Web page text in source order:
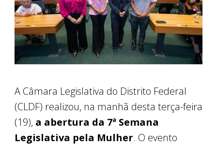
A Câmara Legislativa do Distrito Federal
(CLDF) realizou, na manhã desta terça-feira
(19), a abertura da 7ª Semana
Legislativa pela Mulher. O evento